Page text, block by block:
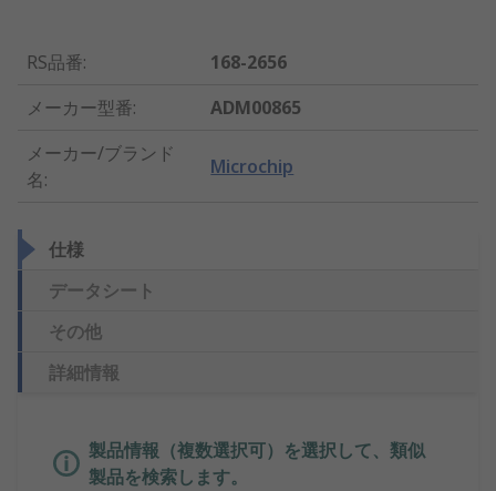
RS品番:
168-2656
メーカー型番:
ADM00865
メーカー/ブランド
名:
Microchip
仕様
データシート
その他
詳細情報
製品情報（複数選択可）を選択して、類似
製品を検索します。